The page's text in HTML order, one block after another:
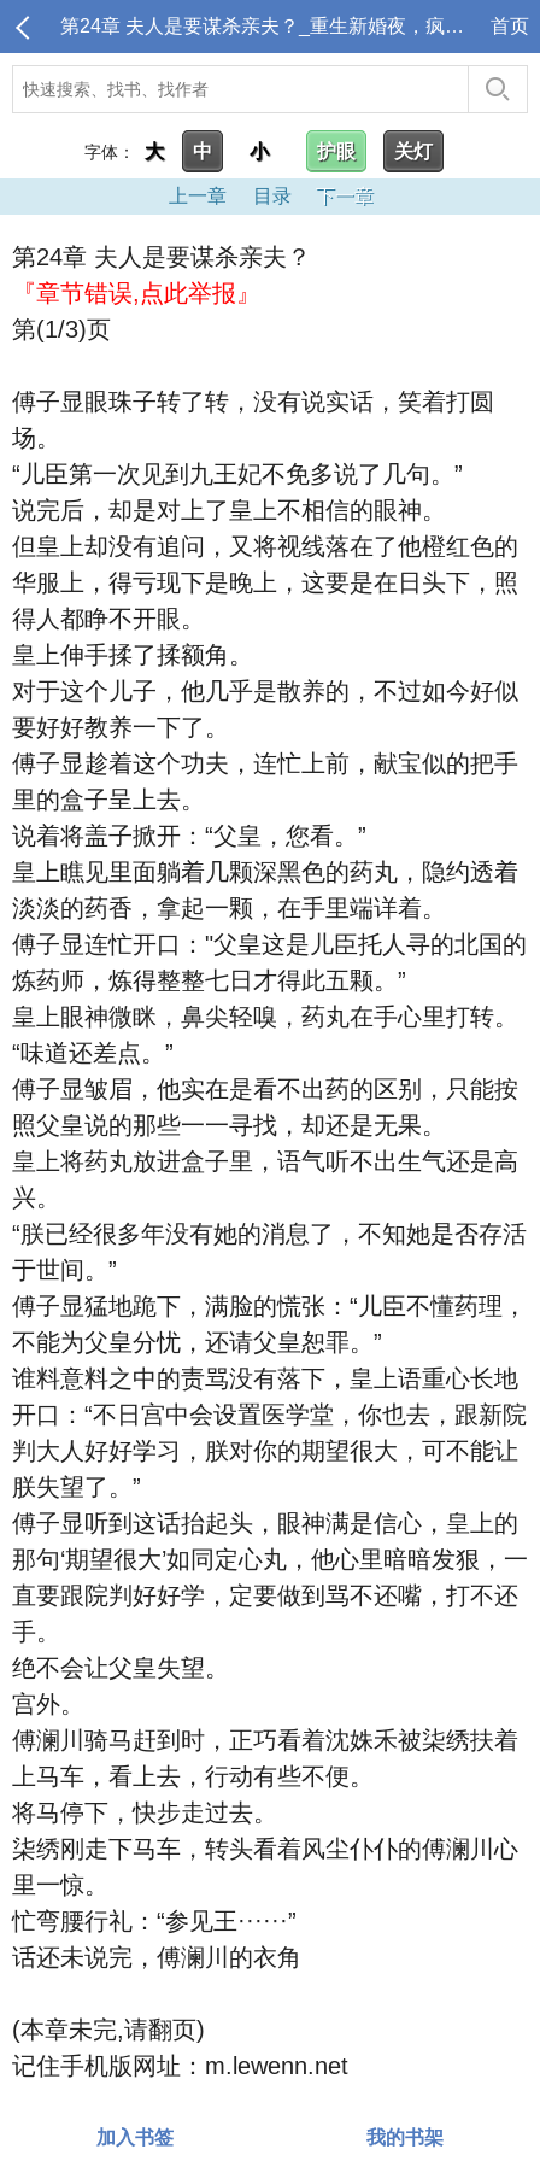
第24章 夫人是要谋杀亲夫？_重生新婚夜，疯批九皇叔宠上天 首页
字体： 大 中 小 护眼 关灯
上一章 目录 下一章
第24章 夫人是要谋杀亲夫？
『章节错误,点此举报』
第(1/3)页
傅子显眼珠子转了转，没有说实话，笑着打圆
场。
“儿臣第一次见到九王妃不免多说了几句。”
说完后，却是对上了皇上不相信的眼神。
但皇上却没有追问，又将视线落在了他橙红色的
华服上，得亏现下是晚上，这要是在日头下，照
得人都睁不开眼。
皇上伸手揉了揉额角。
对于这个儿子，他几乎是散养的，不过如今好似
要好好教养一下了。
傅子显趁着这个功夫，连忙上前，献宝似的把手
里的盒子呈上去。
说着将盖子掀开：“父皇，您看。”
皇上瞧见里面躺着几颗深黑色的药丸，隐约透着
淡淡的药香，拿起一颗，在手里端详着。
傅子显连忙开口："父皇这是儿臣托人寻的北国的
炼药师，炼得整整七日才得此五颗。”
皇上眼神微眯，鼻尖轻嗅，药丸在手心里打转。
“味道还差点。”
傅子显皱眉，他实在是看不出药的区别，只能按
照父皇说的那些一一寻找，却还是无果。
皇上将药丸放进盒子里，语气听不出生气还是高
兴。
“朕已经很多年没有她的消息了，不知她是否存活
于世间。”
傅子显猛地跪下，满脸的慌张：“儿臣不懂药理，
不能为父皇分忧，还请父皇恕罪。”
谁料意料之中的责骂没有落下，皇上语重心长地
开口：“不日宫中会设置医学堂，你也去，跟新院
判大人好好学习，朕对你的期望很大，可不能让
朕失望了。”
傅子显听到这话抬起头，眼神满是信心，皇上的
那句‘期望很大’如同定心丸，他心里暗暗发狠，一
直要跟院判好好学，定要做到骂不还嘴，打不还
手。
绝不会让父皇失望。
宫外。
傅澜川骑马赶到时，正巧看着沈姝禾被柒绣扶着
上马车，看上去，行动有些不便。
将马停下，快步走过去。
柒绣刚走下马车，转头看着风尘仆仆的傅澜川心
里一惊。
忙弯腰行礼：“参见王······”
话还未说完，傅澜川的衣角
(本章未完,请翻页)
记住手机版网址：m.lewenn.net
加入书签 我的书架